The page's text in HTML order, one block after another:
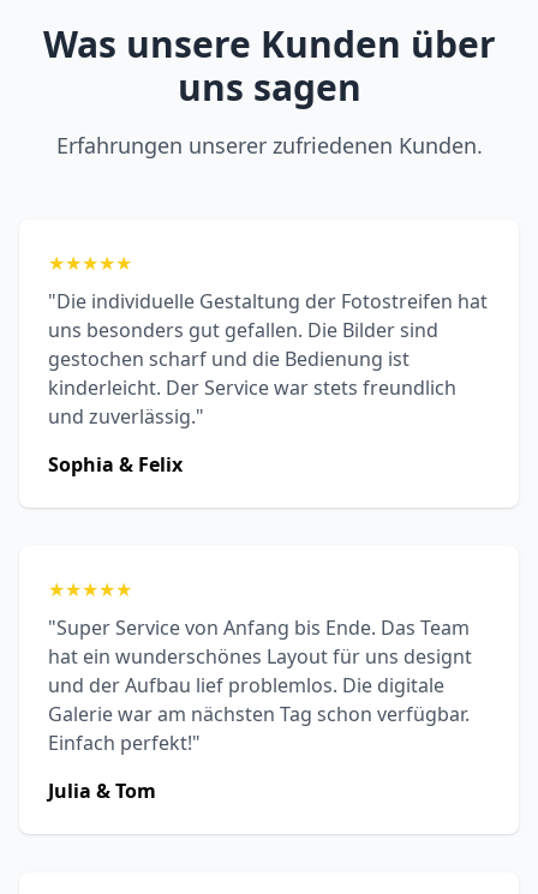
Was unsere Kunden über
uns sagen
Erfahrungen unserer zufriedenen Kunden.
★★★★★
"Die individuelle Gestaltung der Fotostreifen hat
uns besonders gut gefallen. Die Bilder sind
gestochen scharf und die Bedienung ist
kinderleicht. Der Service war stets freundlich
und zuverlässig."
Sophia & Felix
★★★★★
"Super Service von Anfang bis Ende. Das Team
hat ein wunderschönes Layout für uns designt
und der Aufbau lief problemlos. Die digitale
Galerie war am nächsten Tag schon verfügbar.
Einfach perfekt!"
Julia & Tom